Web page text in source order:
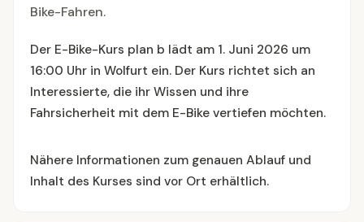
Bike-Fahren.
Der E-Bike-Kurs plan b lädt am 1. Juni 2026 um
16:00 Uhr in Wolfurt ein. Der Kurs richtet sich an
Interessierte, die ihr Wissen und ihre
Fahrsicherheit mit dem E-Bike vertiefen möchten.
Nähere Informationen zum genauen Ablauf und
Inhalt des Kurses sind vor Ort erhältlich.